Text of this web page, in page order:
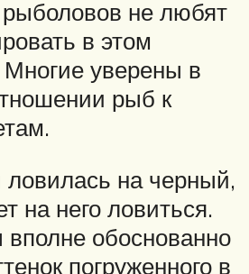
не любят
в этом
уверены в
рыб к
ловилась на черный,
на него ловиться.
обоснованно
погруженного в